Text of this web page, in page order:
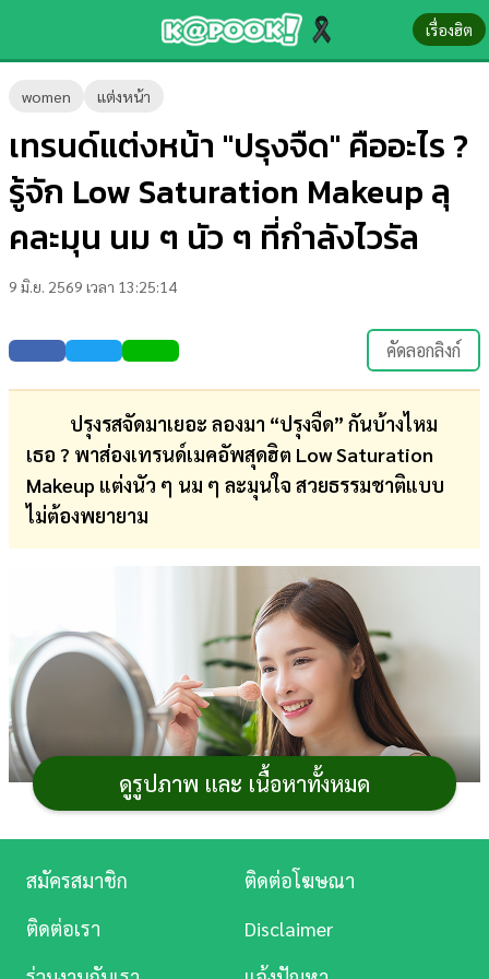
เรื่องฮิต
women แต่งหน้า
เทรนด์แต่งหน้า "ปรุงจืด" คืออะไร ?
รู้จัก Low Saturation Makeup ลุ
คละมุน นม ๆ นัว ๆ ที่กำลังไวรัล
9 มิ.ย. 2569 เวลา 13:25:14
คัดลอกลิงก์
ปรุงรสจัดมาเยอะ ลองมา “ปรุงจืด” กันบ้างไหม
เธอ ? พาส่องเทรนด์เมคอัพสุดฮิต Low Saturation
Makeup แต่งนัว ๆ นม ๆ ละมุนใจ สวยธรรมชาติแบบ
ไม่ต้องพยายาม
ช่วงนี้ไถฟีดโซเชียลแล้วรู้สึกเหมือนกันไหมคะ ว่าทำไม
ดูรูปภาพ และ เนื้อหาทั้งหมด
ข่าว-
ความ
รู้
บันเทิง
ตรวจ
หวย
บอล
สด
การ
ศึกษา
บันเทิง
ดู
หนัง
สมัครสมาชิก
ติดต่อโฆษณา
ติดต่อเรา
Disclaimer